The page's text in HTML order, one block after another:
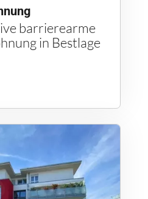
barrierearme
in Bestlage